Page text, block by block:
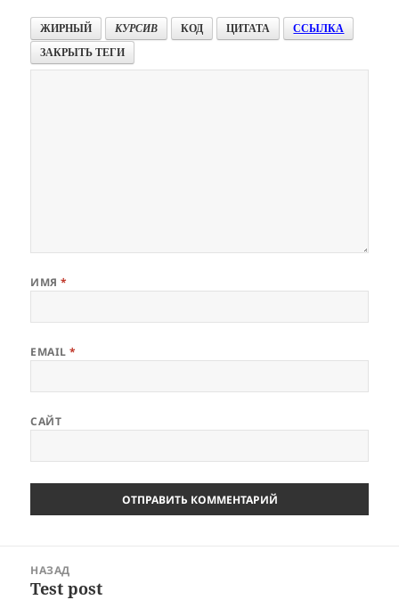
ЖИРНЫЙ КУРСИВ КОД ЦИТАТА
ССЫЛКА
ЗАКРЫТЬ ТЕГИ
ИМЯ*
EMAIL*
САЙТ
НАЗАД
Предыдущая
Test post